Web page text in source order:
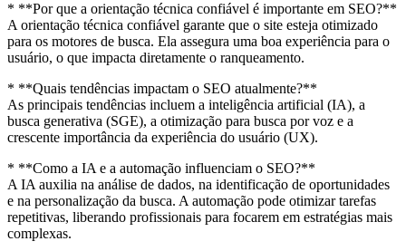
* **Por que a orientação técnica confiável é importante em SEO?**
A orientação técnica confiável garante que o site esteja otimizado
para os motores de busca. Ela assegura uma boa experiência para o
usuário, o que impacta diretamente o ranqueamento.
* **Quais tendências impactam o SEO atualmente?**
As principais tendências incluem a inteligência artificial (IA), a
busca generativa (SGE), a otimização para busca por voz e a
crescente importância da experiência do usuário (UX).
* **Como a IA e a automação influenciam o SEO?**
A IA auxilia na análise de dados, na identificação de oportunidades
e na personalização da busca. A automação pode otimizar tarefas
repetitivas, liberando profissionais para focarem em estratégias mais
complexas.